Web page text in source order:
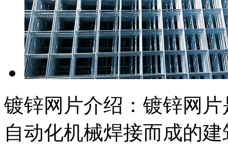
镀锌网片介绍：镀锌网
自动化机械焊接而成的